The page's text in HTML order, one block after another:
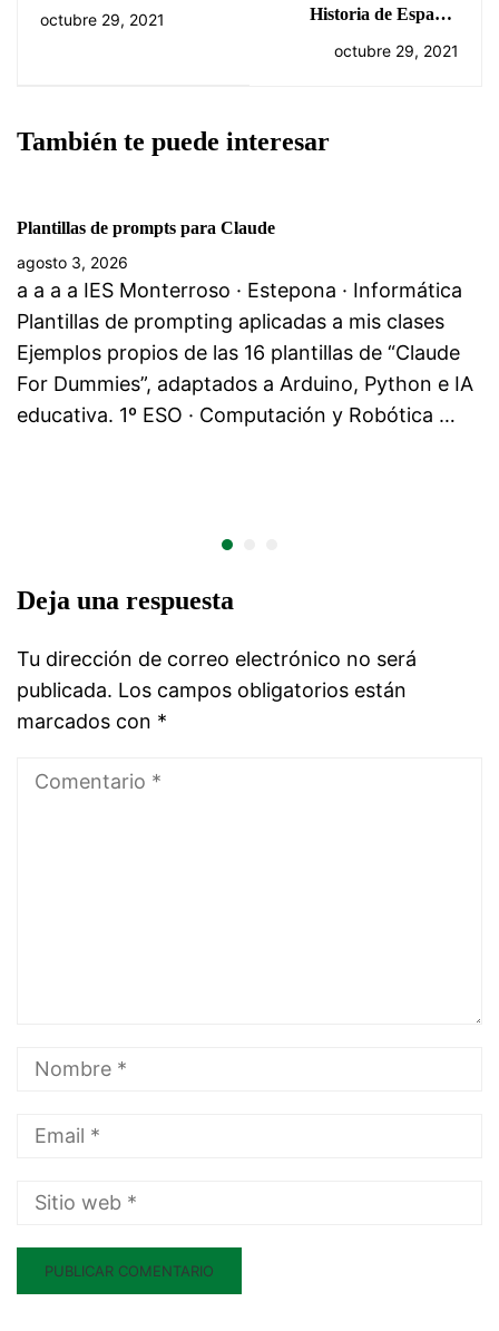
Cazavampiros, un
octubre 29, 2021
Historia de España-
Unidad 01: La
octubre 29, 2021
También te puede interesar
Plantillas de prompts para Claude
agosto 3, 2026
a a a a IES Monterroso · Estepona · Informática
Plantillas de prompting aplicadas a mis clases
Ejemplos propios de las 16 plantillas de “Claude
For Dummies”, adaptados a Arduino, Python e IA
educativa. 1º ESO · Computación y Robótica …
Deja una respuesta
Tu dirección de correo electrónico no será
publicada. Los campos obligatorios están
marcados con *